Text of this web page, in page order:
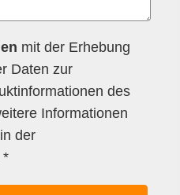
mit der Erhebung
Daten zur
des
Informationen
der
*